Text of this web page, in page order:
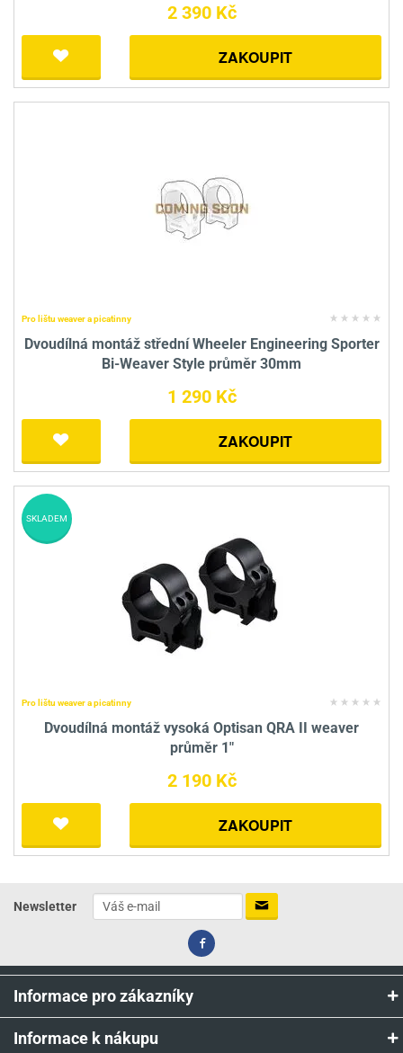
2 390 Kč
ZAKOUPIT
Pro lištu weaver a picatinny
Dvoudílná montáž střední Wheeler Engineering Sporter
Bi-Weaver Style průměr 30mm
1 290 Kč
ZAKOUPIT
Pro lištu weaver a picatinny
Dvoudílná montáž vysoká Optisan QRA II weaver
průměr 1"
2 190 Kč
ZAKOUPIT
SKLADEM
Newsletter
Informace pro zákazníky
Informace k nákupu